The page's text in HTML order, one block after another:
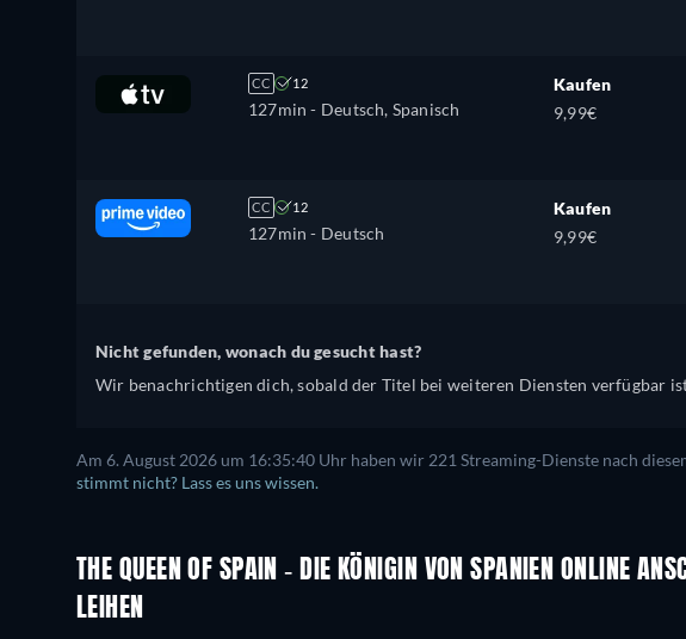
CC 12
127min - Deutsch, Spanisch
Kaufen
9,99€
CC 12
127min - Deutsch
Kaufen
9,99€
Nicht gefunden, wonach du gesucht hast?
Wir benachrichtigen dich, sobald der Titel bei weiteren Diensten verfügbar
Am 6. August 2026 um 16:35:40 Uhr haben wir 221 Streaming-Dienste nach
stimmt nicht? Lass es uns wissen.
THE QUEEN OF SPAIN - DIE KÖNIGIN VON SPANIEN ONLINE
LEIHEN